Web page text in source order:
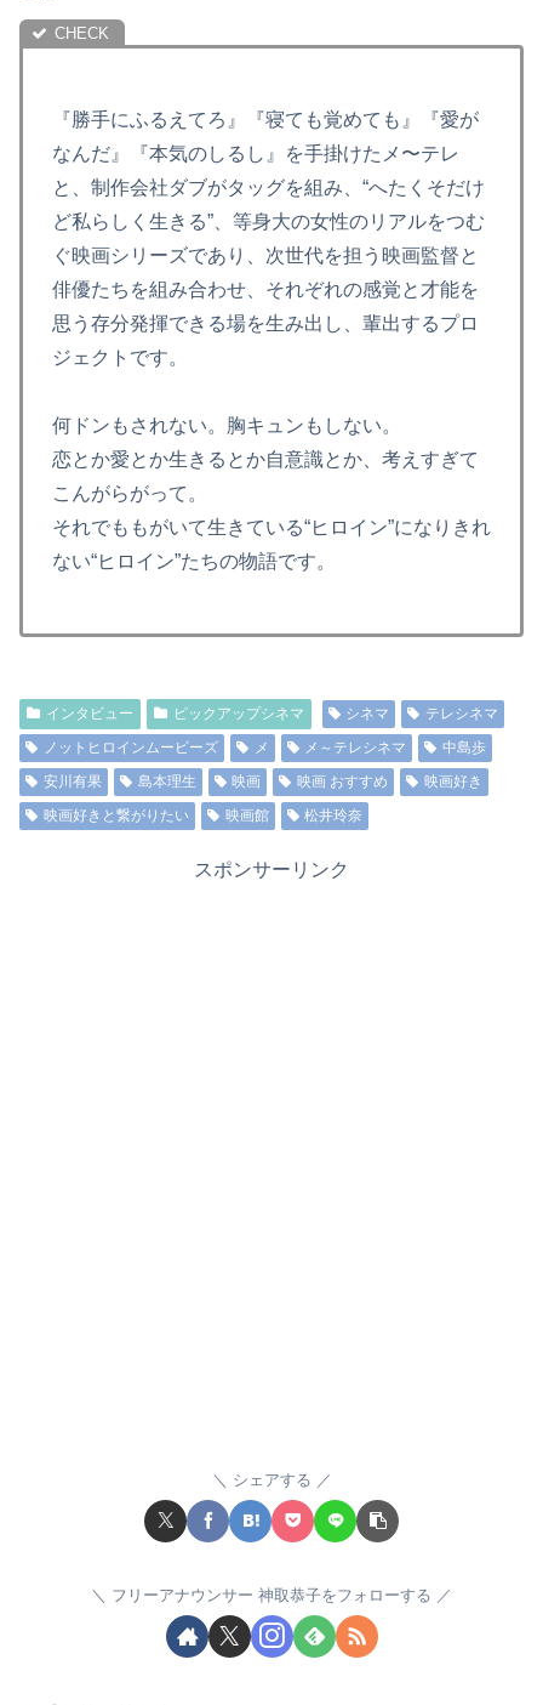
『勝手にふるえてろ』『寝ても覚めても』『愛が
なんだ』『本気のしるし』を手掛けたメ〜テレ
と、制作会社ダブがタッグを組み、“へたくそだけ
ど私らしく生きる”、等身大の女性のリアルをつむ
ぐ映画シリーズであり、次世代を担う映画監督と
俳優たちを組み合わせ、それぞれの感覚と才能を
思う存分発揮できる場を生み出し、輩出するプロ
ジェクトです。
何ドンもされない。胸キュンもしない。
恋とか愛とか生きるとか自意識とか、考えすぎて
こんがらがって。
それでももがいて生きている“ヒロイン”になりきれ
ない“ヒロイン”たちの物語です。
インタビュー ピックアップシネマ シネマ
テレシネマ
ノットヒロインムービーズ
メ メ～テレシネマ
中島歩
安川有果
島本理生 映画 映画 おすすめ
映画好き
映画好きと繋がりたい
映画館 松井玲奈
スポンサーリンク
シェアする
フリーアナウンサー 神取恭子をフォローする